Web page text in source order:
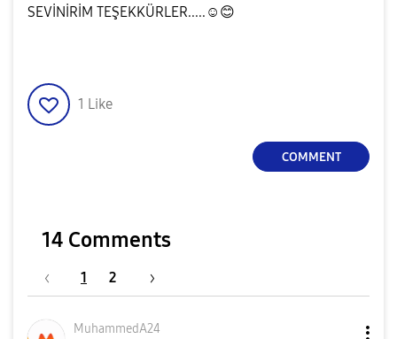
SEVİNİRİM TEŞEKKÜRLER.....☺️ 😊
1 Like
COMMENT
14 Comments
1 2
MuhammedA24